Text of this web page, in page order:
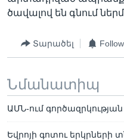
ծավալով են գնում
Տարածել
Նմանատիպ
ԱՄՆ-ում
Եվրոյի գոտու